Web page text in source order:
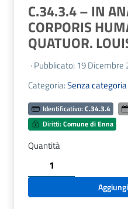
C.34.3.4 – IN
CORPORIS
QUATUOR.
· Pubblicato: 19 Dicembre
Categoria:Senza categoria
Identificativo: C.34.3.4
Diritti:Comune di Enna
Quantità
IN
ANATOMEN